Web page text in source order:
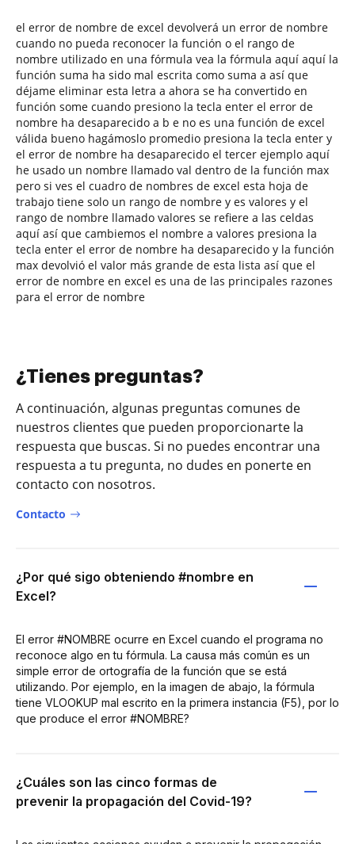
el error de nombre de excel devolverá un error de nombre
cuando no pueda reconocer la función o el rango de
nombre utilizado en una fórmula vea la fórmula aquí aquí la
función suma ha sido mal escrita como suma a así que
déjame eliminar esta letra a ahora se ha convertido en
función some cuando presiono la tecla enter el error de
nombre ha desaparecido a b e no es una función de excel
válida bueno hagámoslo promedio presiona la tecla enter y
el error de nombre ha desaparecido el tercer ejemplo aquí
he usado un nombre llamado val dentro de la función max
pero si ves el cuadro de nombres de excel esta hoja de
trabajo tiene solo un rango de nombre y es valores y el
rango de nombre llamado valores se refiere a las celdas
aquí así que cambiemos el nombre a valores presiona la
tecla enter el error de nombre ha desaparecido y la función
max devolvió el valor más grande de esta lista así que el
error de nombre en excel es una de las principales razones
para el error de nombre
¿Tienes preguntas?
A continuación, algunas preguntas comunes de
nuestros clientes que pueden proporcionarte la
respuesta que buscas. Si no puedes encontrar una
respuesta a tu pregunta, no dudes en ponerte en
contacto con nosotros.
Contacto
¿Por qué sigo obteniendo #nombre en
Excel?
El error #NOMBRE ocurre en Excel cuando el programa no
reconoce algo en tu fórmula. La causa más común es un
simple error de ortografía de la función que se está
utilizando. Por ejemplo, en la imagen de abajo, la fórmula
tiene VLOOKUP mal escrito en la primera instancia (F5), por lo
que produce el error #NOMBRE?
¿Cuáles son las cinco formas de
prevenir la propagación del Covid-19?